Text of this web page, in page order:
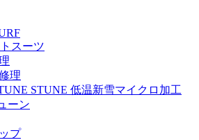
スーツ
理
STUNE 低温新雪マイクロ加工
ーン
プ